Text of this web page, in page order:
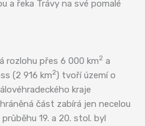
a řeka Trávy na své pomalé
rozlohu přes 6 000 km2 a
(2 916 km2) tvoří území o
kraje
část zabírá jen necelou
19. a 20. stol. byl